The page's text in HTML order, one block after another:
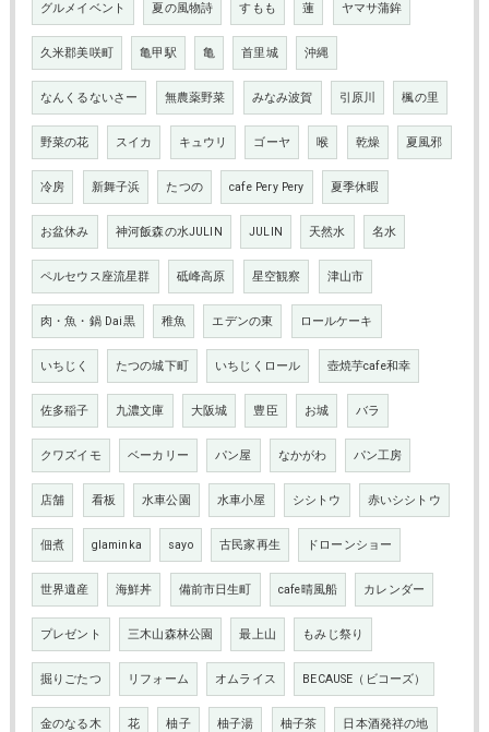
グルメイベント 夏の風物詩 すもも 蓮 ヤマサ蒲鉾
久米郡美咲町 亀甲駅 亀 首里城 沖縄
なんくるないさー 無農薬野菜 みなみ波賀 引原川 楓の里
野菜の花 スイカ キュウリ ゴーヤ 喉 乾燥 夏風邪
冷房 新舞子浜 たつの cafe Pery Pery 夏季休暇
お盆休み 神河飯森の水JULIN JULIN 天然水 名水
ペルセウス座流星群 砥峰高原 星空観察 津山市
肉・魚・鍋 Dai黒 稚魚 エデンの東 ロールケーキ
いちじく たつの城下町 いちじくロール 壺焼芋cafe和幸
佐多稲子 九濃文庫 大阪城 豊臣 お城 バラ
クワズイモ ベーカリー パン屋 なかがわ パン工房
店舗 看板 水車公園 水車小屋 シシトウ 赤いシシトウ
佃煮 glaminka sayo 古民家再生 ドローンショー
世界遺産 海鮮丼 備前市日生町 cafe晴風船 カレンダー
プレゼント 三木山森林公園 最上山 もみじ祭り
掘りごたつ リフォーム オムライス BECAUSE（ビコーズ）
金のなる木 花 柚子 柚子湯 柚子茶 日本酒発祥の地